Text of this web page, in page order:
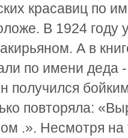
красавиц по
В 1924 году
А в
по имени
получился
повторяла:
.». Несмотря на